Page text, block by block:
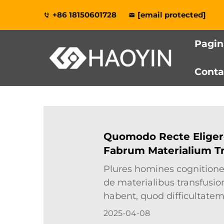
+86 18150601728 [email protected]
Quomodo Recte
Fabrum Materialium
Caloris?
Plures homines
de materialibus
habent, quod
producta idonea facit. Ad
2025-04-08